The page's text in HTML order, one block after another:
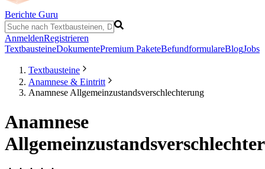
Berichte Guru
AnmeldenRegistrieren
TextbausteineDokumentePremium PaketeBefundformulareBlogJobs
Textbausteine
Anamnese & Eintritt
Anamnese Allgemeinzustandsverschlechterung
Anamnese